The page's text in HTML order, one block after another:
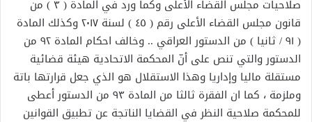
صلاحيات مجلس القضاء الأعلى وكما ورد في المادة ( ٣ ) من
قانون مجلس القضاء الأعلى رقم ( ٤٥ ) لسنة ٢٠١٧ وكذلك المادة
( ٩١ / ثانيا ) من الدستور العراقي .. وخالف احكام المادة ٩٢ من
الدستور والتي تنص على أنّ المحكمة الاتحادية هيئة قضائية
مستقلة ماليا وإداريا وهذا الاستقلال هو الذي جعل قرارتها باتة
وملزمة ، كما ان الفقرة ثالثا من المادة ٩٣ من الدستور أعطى
للمحكمة صلاحية النظر في القضايا الناتجة عن تطبيق القوانين